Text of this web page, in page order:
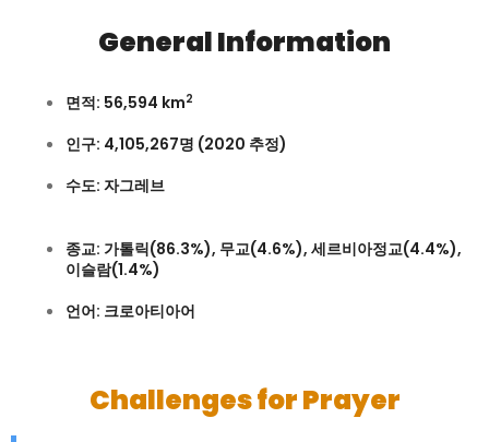
General Information
면적: 56,594 km2
인구: 4,105,267명 (2020 추정)
수도: 자그레브
종교: 가톨릭(86.3%), 무교(4.6%), 세르비아정교(4.4%),
이슬람(1.4%)
언어: 크로아티아어
Challenges for Prayer